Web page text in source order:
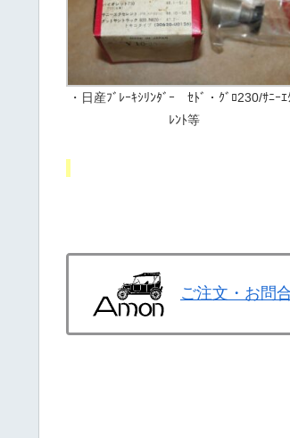
・日産ﾌﾞﾚｰｷｼﾘﾝﾀﾞｰ ｾﾄﾞ・ｸﾞﾛ230/ｻﾆｰｴ
ﾚﾝﾄ等
ご注文・お問